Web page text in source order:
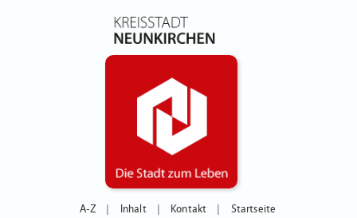
A-Z Inhalt Kontakt Startseite